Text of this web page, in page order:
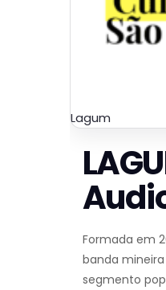
Lagum
Formada em
banda
segmento